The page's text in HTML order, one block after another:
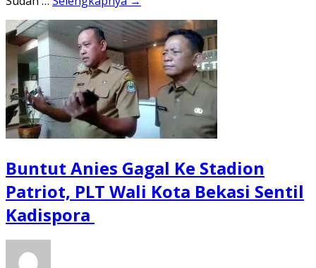
Buntut Anies Gagal Ke Stadion
Patriot, PLT Wali Kota Bekasi Sentil
Kadispora